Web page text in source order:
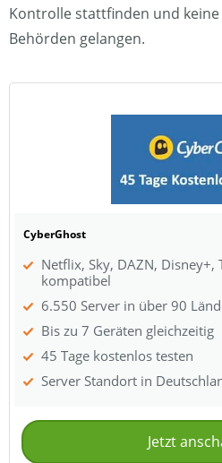
Kontrolle stattfinden und keine
Behörden gelangen.
CyberGhost
Netflix, Sky, DAZN, Disney+,
kompatibel
6.550 Server in über 90
Bis zu 7 Geräten gleichzeitig
45 Tage kostenlos testen
Server Standort in
Jetzt